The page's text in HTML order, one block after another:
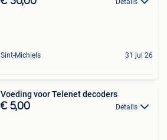
Details
Sint-Michiels 31 jul 26
Voeding voor Telenet decoders
€ 5,00 Details